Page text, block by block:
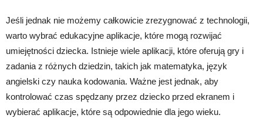
Jeśli jednak nie możemy całkowicie zrezygnować z technologii,
warto wybrać edukacyjne aplikacje, które mogą rozwijać
umiejętności dziecka. Istnieje wiele aplikacji, które oferują gry i
zadania z różnych dziedzin, takich jak matematyka, język
angielski czy nauka kodowania. Ważne jest jednak, aby
kontrolować czas spędzany przez dziecko przed ekranem i
wybierać aplikacje, które są odpowiednie dla jego wieku.